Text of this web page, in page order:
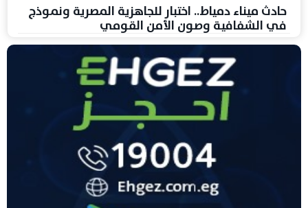
حادث ميناء دمياط.. اختبار للجاهزية المصرية ونموذج
في الشفافية وصون الأمن القومي